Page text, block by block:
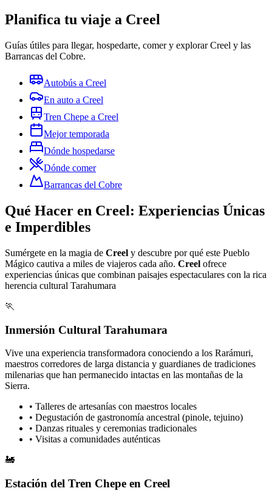
Planifica tu viaje a Creel
Guías útiles para llegar, hospedarte, comer y explorar Creel y las
Barrancas del Cobre.
Autobús a Creel
En auto a Creel
Tren Chepe a Creel
Mejor temporada
Dónde hospedarse
Dónde comer
Barrancas del Cobre
Qué Hacer en Creel: Experiencias Únicas
e Imperdibles
Sumérgete en la magia de Creel y descubre por qué este Pueblo
Mágico cautiva a miles de viajeros cada año. Creel ofrece
experiencias únicas que combinan paisajes espectaculares con la rica
herencia cultural Tarahumara
🏃
Inmersión Cultural Tarahumara
Vive una experiencia transformadora conociendo a los Rarámuri,
maestros corredores de larga distancia y guardianes de tradiciones
milenarias que han permanecido intactas en las montañas de la
Sierra.
• Talleres de artesanías con maestros locales
• Degustación de gastronomía ancestral (pinole, tejuino)
• Danzas rituales y ceremonias tradicionales
• Visitas a comunidades auténticas
🚂
Estación del Tren Chepe en Creel